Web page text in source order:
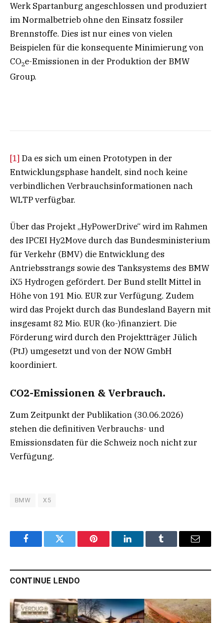
Werk Spartanburg angeschlossen und produziert
im Normalbetrieb ohne den Einsatz fossiler
Brennstoffe. Dies ist nur eines von vielen
Beispielen für die konsequente Minimierung von
CO2e-Emissionen in der Produktion der BMW
Group.
[1] Da es sich um einen Prototypen in der
Entwicklungsphase handelt, sind noch keine
verbindlichen Verbrauchsinformationen nach
WLTP verfügbar.
Über das Projekt „HyPowerDrive“ wird im Rahmen
des IPCEI Hy2Move durch das Bundesministerium
für Verkehr (BMV) die Entwicklung des
Antriebsstrangs sowie des Tanksystems des BMW
iX5 Hydrogen gefördert. Der Bund stellt Mittel in
Höhe von 191 Mio. EUR zur Verfügung. Zudem
wird das Projekt durch das Bundesland Bayern mit
insgesamt 82 Mio. EUR (ko-)finanziert. Die
Förderung wird durch den Projektträger Jülich
(PtJ) umgesetzt und von der NOW GmbH
koordiniert.
CO2-Emissionen & Verbrauch.
Zum Zeitpunkt der Publikation (30.06.2026)
stehen die definitiven Verbrauchs- und
Emissionsdaten für die Schweiz noch nicht zur
Verfügung.
BMW X5
FacebookTwitter Pinterest LinkedInTumblr Email
CONTINUE LENDO